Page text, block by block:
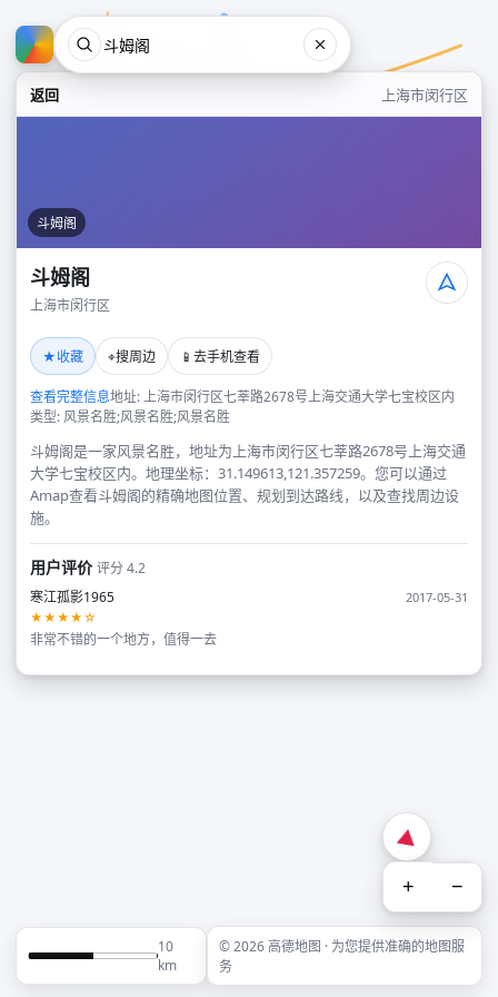
返回 上海市闵行区
斗姆阁
斗姆阁
上海市闵行区
★收藏 ⌖搜周边 📱 去手机查看
查看完整信息地址: 上海市闵行区七莘路2678号上海交通大学七宝校区内
类型: 风景名胜;风景名胜;风景名胜
斗姆阁是一家风景名胜，地址为上海市闵行区七莘路2678号上海交通
大学七宝校区内。地理坐标：31.149613,121.357259。您可以通过
Amap查看斗姆阁的精确地图位置、规划到达路线，以及查找周边设
施。
用户评价评分 4.2
寒江孤影1965
2017-05-31
★★★★☆
非常不错的一个地方，值得一去
+ −
10
km
© 2026 高德地图 · 为您提供准确的地图服
务